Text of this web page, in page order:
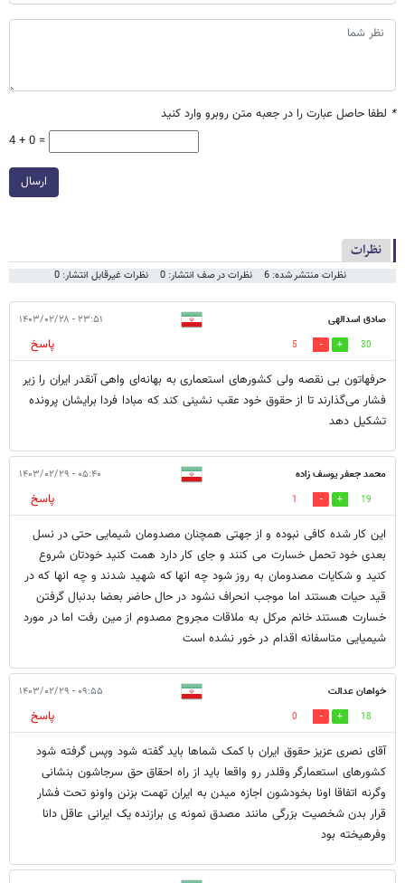
* لطفا حاصل عبارت را در جعبه متن روبرو وارد کنید
4 + 0 =
ارسال
نظرات
نظرات منتشر شده: 6 نظرات در صف انتشار: 0 نظرات غیرقابل انتشار: 0
صادق اسدالهی ۲۳:۵۱ - ۱۴۰۳/۰۲/۲۸
30
5
پاسخ
حرفهاتون بی نقصه ولی کشورهای استعماری به بهانه‌ای واهی آنقدر ایران را زیر
فشار می‌گذارند تا از حقوق خود عقب نشینی کند که مبادا فردا برایشان پرونده
تشکیل دهد
محمد جعفر یوسف زاده ۰۵:۴۰ - ۱۴۰۳/۰۲/۲۹
19
1
پاسخ
این کار شده کافی نبوده و از جهتی همچنان مصدومان شیمایی حتی در نسل
بعدی خود تحمل خسارت می کنند و جای کار دارد همت کنید خودتان شروع
کنید و شکایات مصدومان به روز شود چه انها که شهید شدند و چه انها که در
قید حیات هستند اما موجب انحراف نشود در حال حاضر بعضا بدنبال گرفتن
خسارت هستند خانم مرکل به ملاقات مجروح مصدوم از مین رفت اما در مورد
شیمیایی متاسفانه اقدام در خور نشده است
خواهان عدالت ۰۹:۵۵ - ۱۴۰۳/۰۲/۲۹
18
0
پاسخ
آقای نصری عزیز حقوق ایران با کمک شماها باید گفته شود وپس گرفته شود
کشورهای استعمارگر وقلدر رو واقعا باید از راه احقاق حق سرجاشون بنشانی
وگرنه اتفاقا اونا بخودشون اجازه میدن به ایران تهمت بزنن واونو تحت فشار
قرار بدن شخصیت بزرگی مانند مصدق نمونه ی برازنده یک ایرانی عاقل دانا
وفرهیخته بود